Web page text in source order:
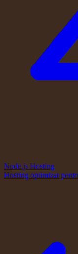
Node.js Hosting
Hosting optimizat